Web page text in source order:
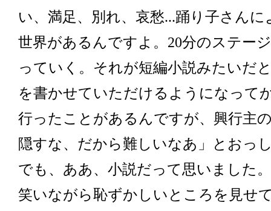
い、満足、別れ、哀愁...踊り子さん
世界があるんですよ。20分のステー
っていく。それが短編小説みたいだ
を書かせていただけるようになって
行ったことがあるんですが、興行主
隠すな、だから難しいなあ」とおっ
でも、ああ、小説だって思いました
笑いながら恥ずかしいところを見せ